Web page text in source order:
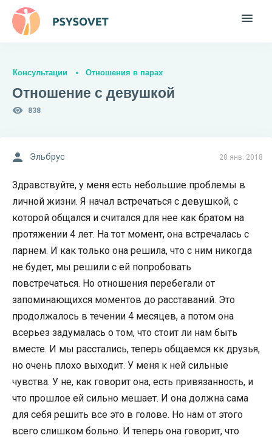
Консультации Отношения в парах
Отношение с девушкой
838
20 янв. 2018
Эльбрус
Здравствуйте, у меня есть небольшие проблемы в
личной жизни. Я начал встречаться с девушкой, с
которой общался и считался для нее как братом на
протяжении 4 лет. На тот момент, она встречалась с
парнем. И как только она решила, что с ним никогда
не будет, мы решили с ей попробовать
повстречаться. Но отношения перебегали от
запоминающихся моментов до расставаний. Это
продолжалось в течении 4 месяцев, а потом она
всерьез задумалась о том, что стоит ли нам быть
вместе. И мы расстались, теперь общаемся кк друзья,
но очень плохо выходит. У меня к ней сильные
чувства. У не, как говорит она, есть привязанность, и
что прошлое ей сильно мешает. И она должна сама
для себя решить все это в голове. Но нам от этого
всего слишком больно. И теперь она говорит, что